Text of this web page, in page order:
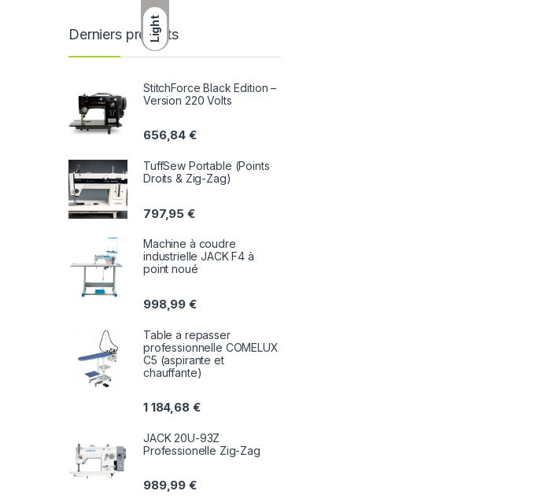
Light
Derniers produits
StitchForce Black Edition –
Version 220 Volts
656,84€
TuffSew Portable (Points
Droits & Zig-Zag)
797,95€
Machine à coudre
industrielle JACK F4 à
point noué
998,99€
Table a repasser
professionnelle COMELUX
C5 (aspirante et
chauffante)
1 184,68 €
JACK 20U-93Z
Professionelle Zig-Zag
989,99€